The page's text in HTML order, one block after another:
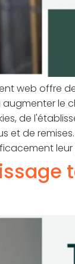
web offre
le
de
et de
leur